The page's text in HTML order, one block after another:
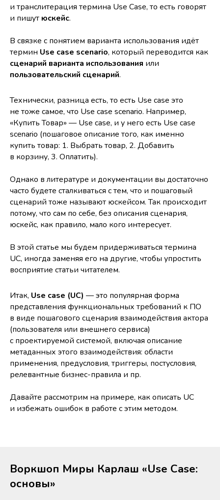
и транслитерация термина Use Case, то есть говорят
и пишут юскейс.
В связке с понятием варианта использования идёт
термин Use case scenario, который переводится как
сценарий варианта использования или
пользовательский сценарий.
Технически, разница есть, то есть Use case это
не тоже самое, что Use case scenario. Например,
«Купить Товар» — Use case, и у него есть Use case
scenario (пошаговое описание того, как именно
купить товар: 1. Выбрать товар, 2. Добавить
в корзину, 3. Оплатить).
Однако в литературе и документации вы достаточно
часто будете сталкиваться с тем, что и пошаговый
сценарий тоже называют юскейсом. Так происходит
потому, что сам по себе, без описания сценария,
юскейс, как правило, мало кого интересует.
В этой статье мы будем придерживаться термина
UC, иногда заменяя его на другие, чтобы упростить
восприятие статьи читателем.
Итак, Use case (UC) — это популярная форма
представления функциональных требований к ПО
в виде пошагового сценария взаимодействия актора
(пользователя или внешнего сервиса)
с проектируемой системой, включая описание
метаданных этого взаимодействия: области
применения, предусловия, триггеры, постусловия,
релевантные бизнес-правила и пр.
Давайте рассмотрим на примере, как описать UC
и избежать ошибок в работе с этим методом.
Воркшоп Миры Карлаш «Use Case:
основы»